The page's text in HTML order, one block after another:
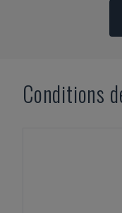
Conditions